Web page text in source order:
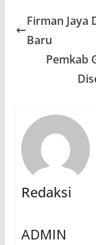
Firman Jaya
Baru
Pemkab
Redaksi
ADMIN